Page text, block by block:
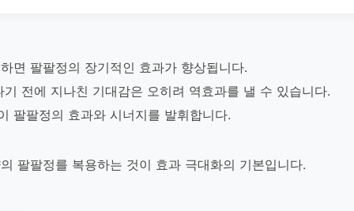
면 팔팔정의 장기적인 효과가 향상됩니다.
전에 지나친 기대감은 오히려 역효과를 낼 수 있습니다.
팔팔정의 효과와 시너지를 발휘합니다.
팔팔정를 복용하는 것이 효과 극대화의 기본입니다.